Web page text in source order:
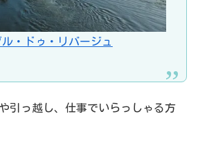
・ドゥ・リバージュ
引っ越し、仕事でいらっしゃる方